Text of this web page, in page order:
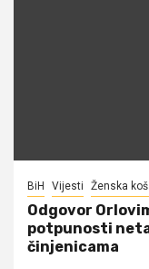
BiH Vijesti Ženska
Odgovor
potpunosti
činjenicama